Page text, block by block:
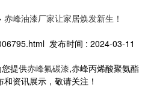
赤峰油漆厂家让家居焕发新生！
发布时间 : 2024-03-11
提供赤峰氟碳漆,赤峰丙烯酸聚氨酯
资讯展示，敬请关注！